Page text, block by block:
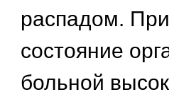
распадом.
состояние
больной